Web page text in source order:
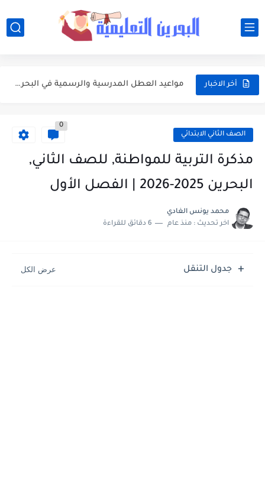
أخر الاخبار
أفضل النصائح لإدارة ميزانية الأسرة عند شراء مستلزمات المدرسة
مواعيد العطل المدرسية والرسمية في البحرين خلال العام الدراسي 2026-2027
مواعيد بداية ونهاية الفصول الدراسية في البحرين للعام الدراسي 2026-2027 الصف الثاني الابتدائي
0
مذكرة التربية للمواطنة, للصف الثاني,
البحرين 2025-2026 | الفصل الأول
محمد يونس الغادي
اخر تحديث : منذ عام 6 دقائق للقراءة
جدول التنقل